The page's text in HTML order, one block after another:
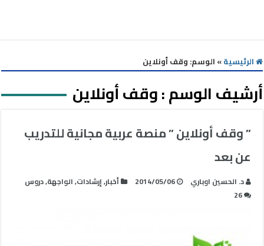
الرئيسية» الوسم: وقف أونلاين
أرشيف الوسم :وقف أونلاين
” وقف أونلاين ” منصة عربية مجانية للتدريب
عن بعد
د. الحسين اوباري 2014/05/06 أخبار,إرشادات,الواجهة,دروس
26